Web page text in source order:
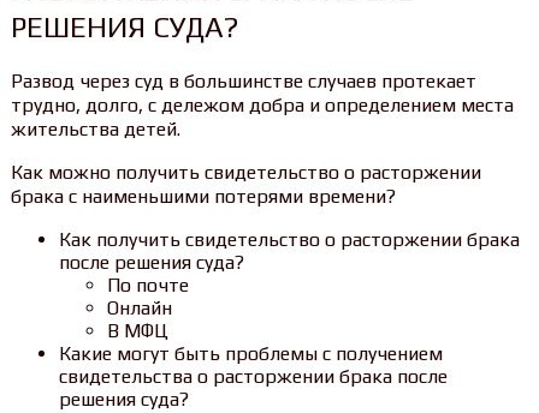
РЕШЕНИЯ СУДА?
Развод через суд в большинстве случаев протекает
трудно, долго, с дележом добра и определением места
жительства детей.
Как можно получить свидетельство о расторжении
брака с наименьшими потерями времени?
Как получить свидетельство о расторжении брака
после решения суда?
По почте
Онлайн
В МФЦ
Какие могут быть проблемы с получением
свидетельства о расторжении брака после
решения суда?